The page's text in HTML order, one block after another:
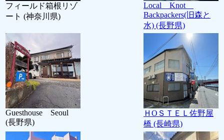
フィールド箱根リゾ
ート (神奈川県)
Local Knot
Backpackers(旧森と
水) (長野県)
Guesthouse Seoul
(長野県)
ＨОＳＴＥＬ佐野屋
橋 (長崎県)